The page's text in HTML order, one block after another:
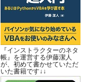
『インストラクターのネタ
帳』を運営する伊藤潔人
が、初めて書かせていただ
いた書籍です↓↓